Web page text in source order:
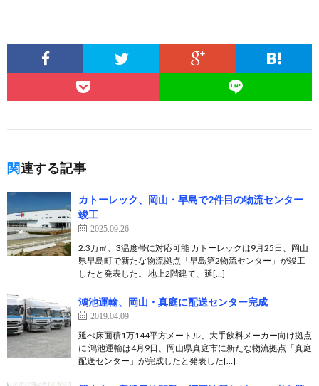
関連する記事
カトーレック、岡山・早島で2件目の物流センター
竣工
2025.09.26
2.3万㎡、3温度帯に対応可能 カトーレックは9月25日、岡山
県早島町で新たな物流拠点「早島第2物流センター」が竣工
したと発表した。 地上2階建て、延[…]
鴻池運輸、岡山・真庭に配送センター完成
2019.04.09
延べ床面積1万144平方メートル、大手飲料メーカー向け拠点
に 鴻池運輸は4月9日、岡山県真庭市に新たな物流拠点「真庭
配送センター」が完成したと発表した[…]